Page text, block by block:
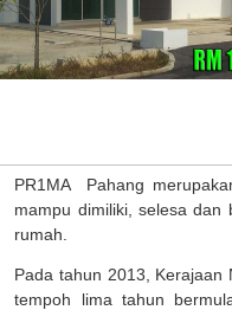
PR1MA Pahang
mampu dimiliki, selesa dan
rumah.
Pada tahun 2013, Kerajaan
tempoh lima tahun